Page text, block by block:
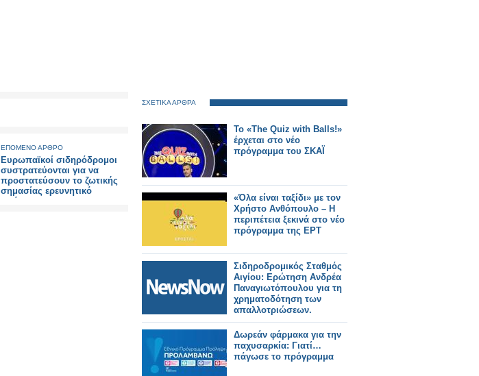
ΕΠΟΜΕΝΟ ΑΡΘΡΟ
Ευρωπαϊκοί σιδηρόδρομοι
συστρατεύονται για να
προστατεύσουν το ζωτικής
σημασίας ερευνητικό
πρόγραμμα.
ΣΧΕΤΙΚΑ ΑΡΘΡΑ
Το «The Quiz with Balls!»
έρχεται στο νέο
πρόγραμμα του ΣΚΑΪ
«Όλα είναι ταξίδι» με τον
Χρήστο Ανθόπουλο – Η
περιπέτεια ξεκινά στο νέο
πρόγραμμα της ΕΡΤ
Σιδηροδρομικός Σταθμός
Αιγίου: Ερώτηση Ανδρέα
Παναγιωτόπουλου για τη
χρηματοδότηση των
απαλλοτριώσεων.
Δωρεάν φάρμακα για την
παχυσαρκία: Γιατί…
πάγωσε το πρόγραμμα